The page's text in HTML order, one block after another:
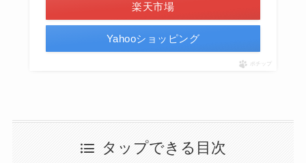
楽天市場
Yahooショッピング
ポチップ
タップできる目次